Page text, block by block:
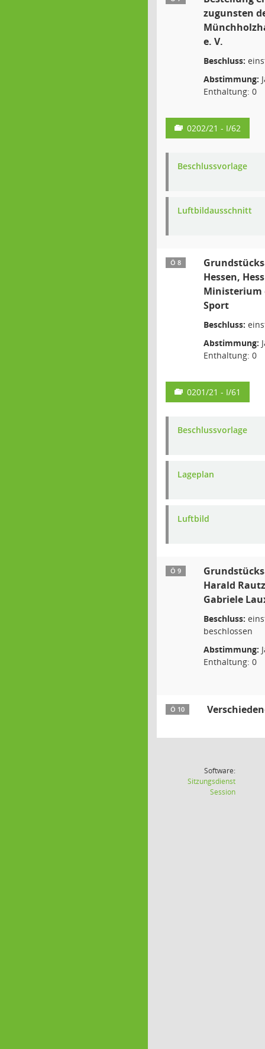
zugunsten
e. V.
Beschluss:
Abstimmung:
Enthaltung: 0
0202/21 - I/62
Beschlussvorlage
Luftbildausschnitt
Ö 8
Hessen,
Ministerium
Sport
Beschluss:
Abstimmung:
Enthaltung: 0
0201/21 - I/61
Beschlussvorlage
Lageplan
Luftbild
Ö 9
Harald
Gabriele
Beschluss:
beschlossen
Abstimmung:
Enthaltung: 0
Ö 10
Software:
Sitzungsdienst
Session(Wird in